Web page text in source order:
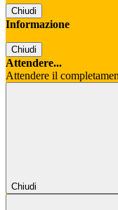
Chiudi
Informazione
Chiudi
Attendere...
Attendere il
Chiudi